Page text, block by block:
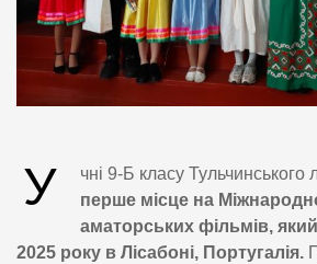
У
чні 9-Б класу
перше місце на
аматорських фільмів,
2025 року в Лісабоні, Португалія.